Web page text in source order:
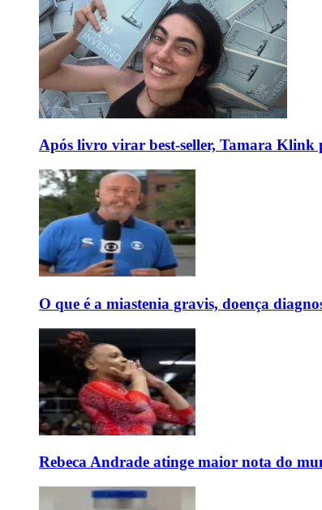
Após livro virar best-seller, Tamara Klink
O que é a miastenia gravis, doença
Rebeca Andrade atinge maior nota do